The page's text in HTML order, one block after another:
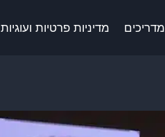
מדריכים מדיניות פרטיות ועוגיות